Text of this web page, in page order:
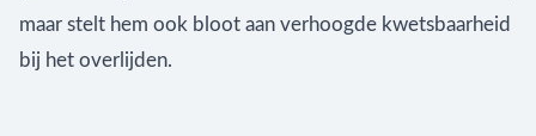
maar stelt hem ook bloot aan verhoogde kwetsbaarheid
bij het overlijden.